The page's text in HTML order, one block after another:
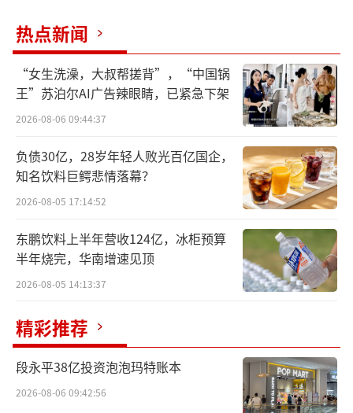
认可，而是在已经在开源的基础上，短暂达成
一致，迅速扩大生态伙伴圈。
从大背景来看，MCP可以视为Agent落地
的一环。Manus只是一个开端，标准共识达成
后，肉眼可见的将是大规模Agent应用落地。
届时，Agent应用又将演变为大厂生态之
争。
做独立Agent应用，不得不面临成本和被头
部公司覆盖的危险，被集成到大厂Agent应用生
义到筛选的权力。在此情况下，生态越完备，
数据壁垒越高，在行业中的话语权就越大。
大厂扩列
热点新闻
“女生洗澡，大叔帮搓背”，“中国锅
王”苏泊尔AI广告辣眼睛，已紧急下架
2026-08-06 09:44:37
负债30亿，28岁年轻人败光百亿国企，
知名饮料巨鳄悲情落幕？
2026-08-05 17:14:52
东鹏饮料上半年营收124亿，冰柜预算
半年烧完，华南增速见顶
2026-08-05 14:13:37
精彩推荐
段永平38亿投资泡泡玛特账本
2026-08-06 09:42:56